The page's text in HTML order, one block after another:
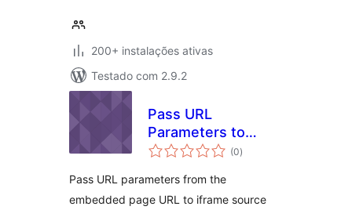
200+ instalações ativas
Testado com 2.9.2
Pass URL
Parameters to
Embedded iFrame
(0avaliações
totais
)
Pass URL parameters from the
embedded page URL to iframe source